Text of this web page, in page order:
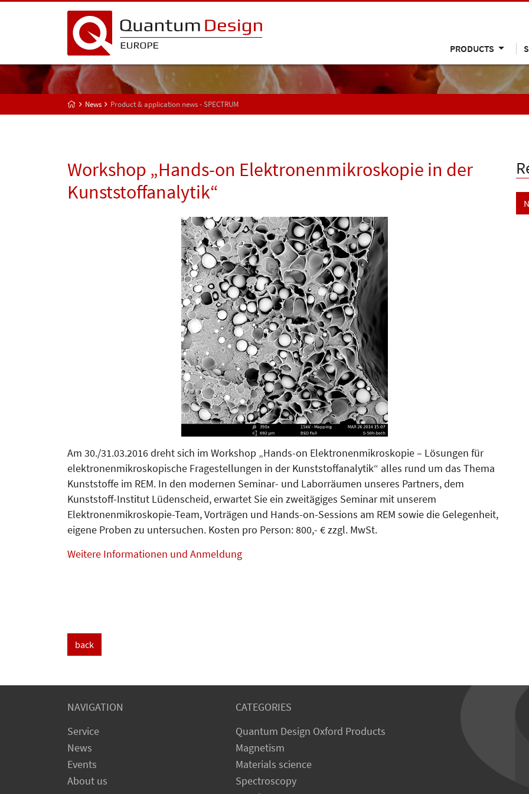
PRODUCTS
News Product & application news - SPECTRUM
Workshop „Hands-on Elektronenmikroskopie in der
Kunststoffanalytik“
Am 30./31.03.2016 dreht sich im Workshop „Hands-on Elektronenmi­kroskopie – Lö­sun­­gen für
elektronenmikroskopische Fragestellungen in der Kunst­stoffanalytik“ alles rund um das Thema
Kunststoffe im REM. In den modernen Seminar- und Laborräumen unseres Partners, dem
Kunststoff-Institut Lüdenscheid, erwartet Sie ein zweitägiges Seminar mit unse­rem
Elektronenmikroskopie-Team, Vor­trägen und Hands-on-Sessions am REM sowie die Gelegenheit,
eigene Proben zu untersuchen. Kosten pro Person: 800,- € zzgl. MwSt.
Weitere Informationen und Anmeldung
back
NAVIGATION
Service
News
Events
About us
CATEGORIES
Quantum Design Oxford Products
Magnetism
Materials science
Spectroscopy